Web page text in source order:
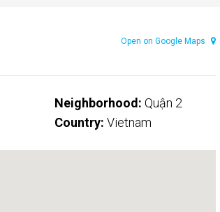
Open on Google Maps
Neighborhood: Quận 2
Country: Vietnam